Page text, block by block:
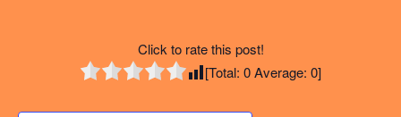
Click to rate this post!
[Total: 0Average: 0]